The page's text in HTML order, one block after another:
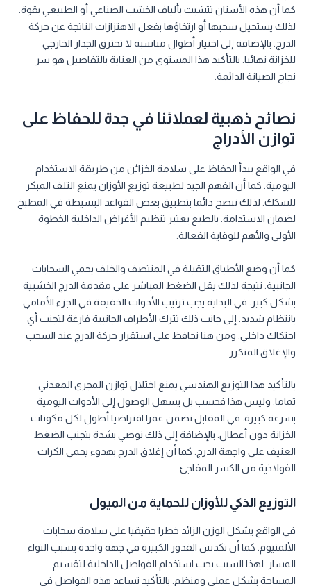
كما أن هذه الأسنان تتشبث بألياف الخشب الصناعي أو الطبيعي بقوة.
لذلك يستحيل سحبها أو ارتخاؤها بفعل الاهتزازات الناتجة عن حركة
الدرج. بالإضافة إلى اختيار أطوال مناسبة لا تخترق الجدار الخارجي
للخزانة نهائيا. بالتأكيد هذا المستوى من العناية بالتفاصيل هو سر
نجاح الصيانة الدائمة.
نصائح ذهبية لعملائنا في جدة للحفاظ على
توازن الأدراج
في الواقع يبدأ الحفاظ على سلامة الخزائن من طريقة الاستخدام
اليومية. كما أن الفهم الجيد لطبيعة توزيع الأوزان يمنع التلف المبكر
للسكك. لذلك ننصح دائما بتطبيق بعض القواعد البسيطة في المطبخ
لضمان الاستدامة. بالطبع يعتبر تنظيم الأغراض الداخلية الخطوة
الأولى والأهم للوقاية الفعالة.
كما أن وضع الأطباق الثقيلة في المنتصف والخلف يحمي السحابات
الجانبية. نتيجة لذلك يقل الضغط المباشر على مقدمة الدرج الخشبية
بشكل كبير. في البداية يجب ترتيب الأدوات الخفيفة في الجزء الأمامي
بانتظام شديد. إلى جانب ذلك تترك الأطراف الجانبية فارغة لتجنب أي
احتكاك داخلي. ومن هنا نحافظ على استقرار حركة الدرج عند السحب
والإغلاق المتكرر.
بالتأكيد هذا التوزيع الهندسي يمنع اختلال توازن المجرى المعدني
تماما. وليس هذا فحسب بل يسهل الوصول إلى الأدوات اليومية
بسرعة كبيرة. في المقابل نضمن عمرا افتراضيا أطول لكل مكونات
الخزانة دون أعطال. بالإضافة إلى ذلك نوصي بشدة بتجنب الضغط
العنيف على واجهة الدرج. كما أن إغلاق الدرج بهدوء يحمي الكرات
الفولاذية من الكسر المفاجئ.
التوزيع الذكي للأوزان للحماية من الميول
في الواقع يشكل الوزن الزائد خطرا حقيقيا على سلامة سحابات
الألمنيوم. كما أن تكدس القدور الكبيرة في جهة واحدة يسبب التواء
المسار. لهذا السبب يجب استخدام الفواصل الداخلية لتقسيم
المساحة بشكل عملي ومنظم. بالتأكيد تساعد هذه الفواصل في